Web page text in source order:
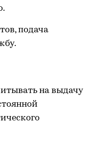
подача
на выдачу